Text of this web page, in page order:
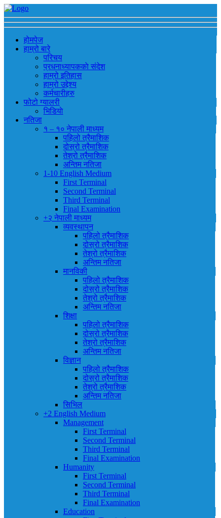
होमपेज
हाम्रो बारे
परिचय
प्रधनाध्यापककाे संदेश
हाम्रो इतिहास
हाम्रो उद्देश्य
कर्मचारीहरु
फोटो ग्यालरी
भिडियाे
नतिजा
१ – १० नेपाली माध्यम
पहिलो त्रैमाशिक
दोस्रो त्रैमाशिक
तेश्रो त्रैमाशिक
अन्तिम नतिजा
1-10 English Medium
First Terminal
Second Terminal
Third Terminal
Final Examination
+२ नेपाली माध्यम
व्यवस्थापन
पहिलो त्रैमाशिक
दोस्रो त्रैमाशिक
तेश्रो त्रैमाशिक
अन्तिम नतिजा
मानविकी
पहिलो त्रैमाशिक
दोस्रो त्रैमाशिक
तेश्रो त्रैमाशिक
अन्तिम नतिजा
शिक्षा
पहिलो त्रैमाशिक
दोस्रो त्रैमाशिक
तेश्रो त्रैमाशिक
अन्तिम नतिजा
विज्ञान
पहिलो त्रैमाशिक
दोस्रो त्रैमाशिक
तेश्रो त्रैमाशिक
अन्तिम नतिजा
सिभिल
+2 English Medium
Management
First Terminal
Second Terminal
Third Terminal
Final Examination
Humanity
First Terminal
Second Terminal
Third Terminal
Final Examination
Education